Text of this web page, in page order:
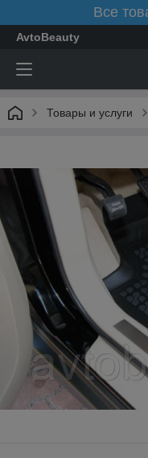
Все
AvtoBeauty
Товары и услуги